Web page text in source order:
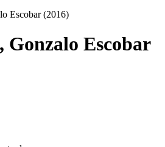
Escobar (2016)
Gonzalo Escobar